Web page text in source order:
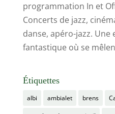
programmation In et
Concerts de jazz,
danse, apéro-jazz. Une
fantastique où se
Étiquettes
albi ambialet brens